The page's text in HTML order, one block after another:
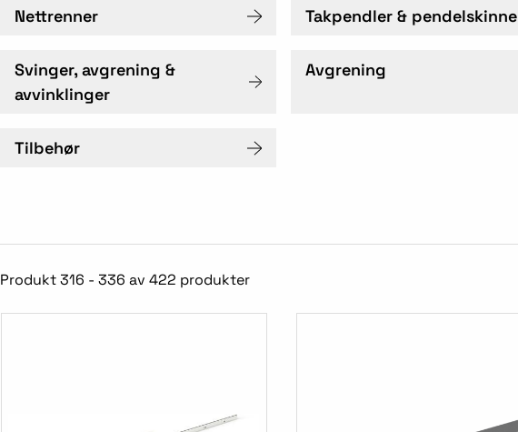
Nettrenner Takpendler & pendelskinne
Svinger, avgrening &
avvinklinger
Avgrening
Tilbehør
Produkt 316 - 336 av 422 produkter